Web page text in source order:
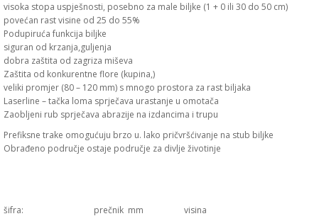
visoka stopa uspješnosti, posebno za male biljke (1 + 0 ili 30 do 50 cm)
povećan rast visine od 25 do 55%
Podupiruća funkcija biljke
siguran od krzanja,guljenja
dobra zaštita od zagriza miševa
Zaštita od konkurentne flore (kupina,)
veliki promjer (80 – 120 mm) s mnogo prostora za rast biljaka
Laserline – tačka loma sprječava urastanje u omotača
Zaobljeni rub sprječava abrazije na izdancima i trupu
Prefiksne trake omogućuju brzo u. lako pričvršćivanje na stub biljke
Obrađeno područje ostaje područje za divlje životinje
šifra: prečnik mm visina